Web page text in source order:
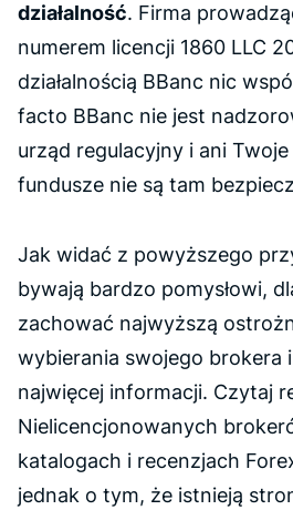
działalność. Firma
numerem licencji 1860 LLC
działalnością BBanc nic
facto BBanc nie jest
urząd regulacyjny i ani
fundusze nie są tam
Jak widać z powyższego
bywają bardzo pomysłowi,
zachować najwyższą
wybierania swojego brokera
najwięcej informacji. Czytaj
Nielicencjonowanych
katalogach i recenzjach
jednak o tym, że istnieją